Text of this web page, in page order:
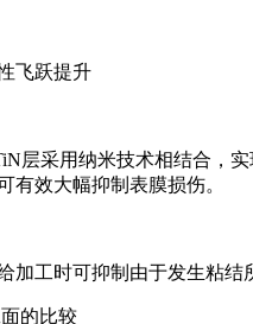
飞跃提升
层采用纳米技术相结合，
有效大幅抑制表膜损伤。
加工时可抑制由于发生粘
的比较